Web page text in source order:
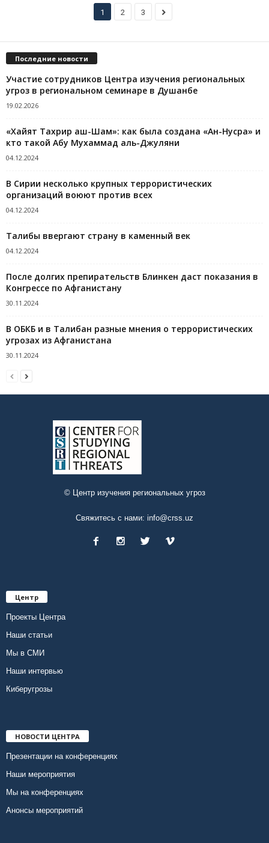
1 2 3
Последние новости
Участие сотрудников Центра изучения региональных
угроз в региональном семинаре в Душанбе
19.02.2026
«Хайят Тахрир аш-Шам»: как была создана «Ан-Нусра» и
кто такой Абу Мухаммад аль-Джуляни
04.12.2024
В Сирии несколько крупных террористических
организаций воюют против всех
04.12.2024
Талибы ввергают страну в каменный век
04.12.2024
После долгих препирательств Блинкен даст показания в
Конгрессе по Афганистану
30.11.2024
В ОБКБ и в Талибан разные мнения о террористических
угрозах из Афганистана
30.11.2024
© Центр изучения региональных угроз
Свяжитесь с нами: info@crss.uz
Центр
Проекты Центра
Наши статьи
Мы в СМИ
Наши интервью
Киберугрозы
НОВОСТИ ЦЕНТРА
Презентации на конференциях
Наши мероприятия
Мы на конференциях
Анонсы мероприятий